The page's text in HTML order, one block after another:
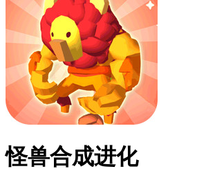
怪兽合成进化